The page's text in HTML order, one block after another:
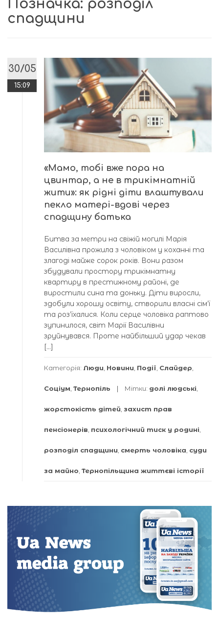
Позначка: розподіл
спадщини
30/05
15:09
«Мамо, тобі вже пора на
цвинтар, а не в трикімнатній
жити»: як рідні діти влаштували
пекло матері-вдові через
спадщину батька
Битва за метри на свіжій могилі Марія
Василівна прожила з чоловіком у коханні та
злагоді майже сорок років. Вони разом
збудували простору трикімнатну
квартиру в престижному районі, де
виростили сина та доньку. Діти виросли,
здобули хорошу освіту, створили власні сім’ї
та роз’їхалися. Коли серце чоловіка раптово
зупинилося, світ Марії Василівни
зруйнувався. Проте найбільший удар чекав
[…]
Категорія: Люди Новини Події Слайдер
Соціум Тернопіль Мітки: долі людські
жорстокість дітей захист прав
пенсіонерів психологічний тиск у родині
розподіл спадщини смерть чоловіка суди
за майно Тернопільщина життєві історії